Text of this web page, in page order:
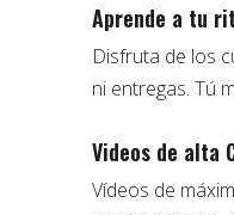
Aprende a tu
Disfruta de los
ni entregas. Tú
Videos de alta
Vídeos de